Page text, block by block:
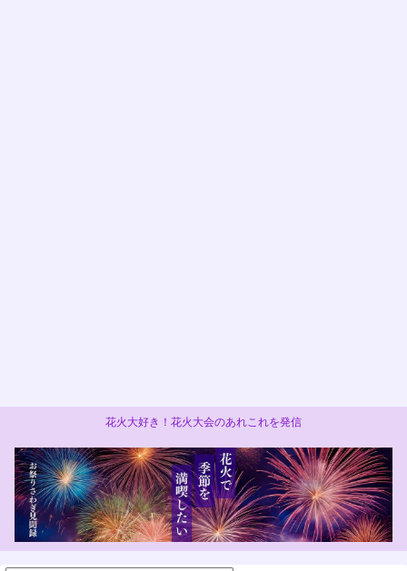
花火大好き！花火大会のあれこれを発信